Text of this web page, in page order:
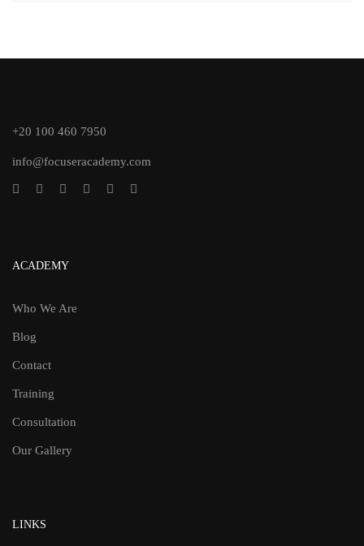
+20 100 460 7950
info@focuseracademy.com
ACADEMY
Who We Are
Blog
Contact
Training
Consultation
Our Gallery
LINKS